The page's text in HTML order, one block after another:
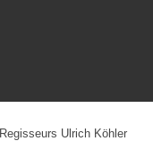
Ulrich Köhler